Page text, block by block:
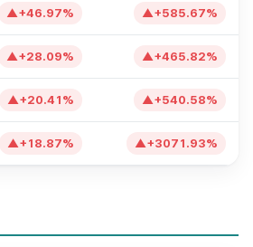
▲+46.97% ▲+585.67%
▲+28.09% ▲+465.82%
▲+20.41 % ▲+540.58%
▲+ 18.87% ▲+3071.93%